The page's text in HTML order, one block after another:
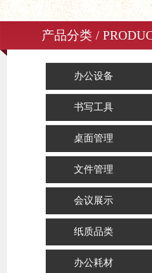
产品分类 /
办公设备
书写工具
桌面管理
文件管理
会议展示
纸质品类
办公耗材